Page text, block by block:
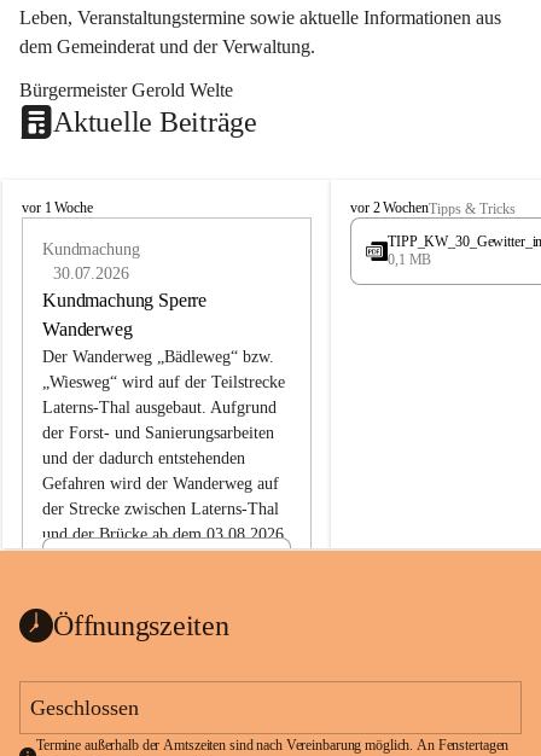
Leben, Veranstaltungstermine sowie aktuelle Informationen aus
dem Gemeinderat und der Verwaltung.
Bürgermeister Gerold Welte
Aktuelle Beiträge
L
vor 1 Woche
Kundmachung
30.07.2026
Kundmachung Sperre
Wanderweg
Der Wanderweg „Bädleweg“ bzw.
„Wiesweg“ wird auf der Teilstrecke
Laterns-Thal ausgebaut. Aufgrund
der Forst- und Sanierungsarbeiten
und der dadurch entstehenden
Gefahren wird der Wanderweg auf
der Strecke zwischen Laterns-Thal
und der Brücke ab dem 03.08.2026
ht
1 Seite•0,1 MB
L
a
e
vor 2 WochenTipps & Tricks
0,1 MB
Öffnungszeiten
Geschlossen
Termine außerhalb der Amtszeiten sind nach Vereinbarung möglich. An Fenstertagen